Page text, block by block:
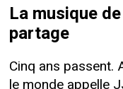
La musique
partage
Cinq ans passent.
le monde appelle